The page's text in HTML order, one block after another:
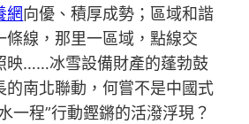
網向優、積厚成勢；區域和諧
條線，那里一區域，點線交
映……冰雪設備財產的蓬勃鼓
的南北聯動，何嘗不是中國式
一程”行動鏗鏘的活潑浮現？